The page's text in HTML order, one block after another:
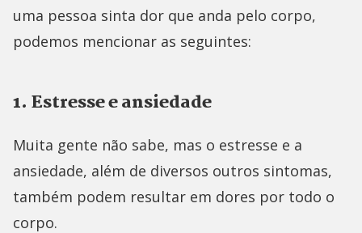
uma pessoa sinta dor que anda pelo corpo,
podemos mencionar as seguintes:
1. Estresse e ansiedade
Muita gente não sabe, mas o estresse e a
ansiedade, além de diversos outros sintomas,
também podem resultar em dores por todo o
corpo.